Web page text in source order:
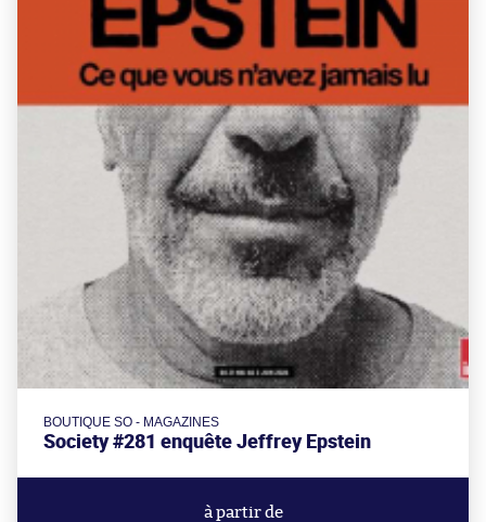
BOUTIQUE SO - MAGAZINES
Society #281 enquête Jeffrey Epstein
à partir de